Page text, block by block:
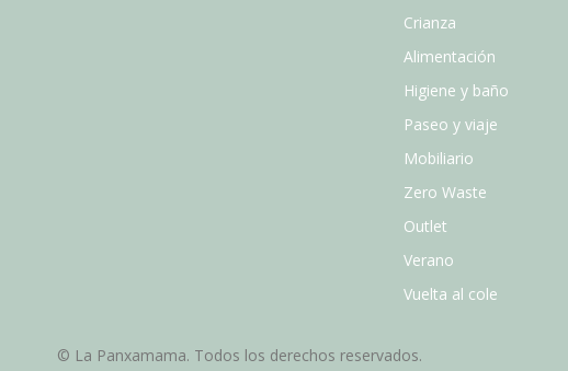
Crianza
Alimentación
Higiene y baño
Paseo y viaje
Mobiliario
Zero Waste
Outlet
Verano
Vuelta al cole
© La Panxamama. Todos los derechos reservados.